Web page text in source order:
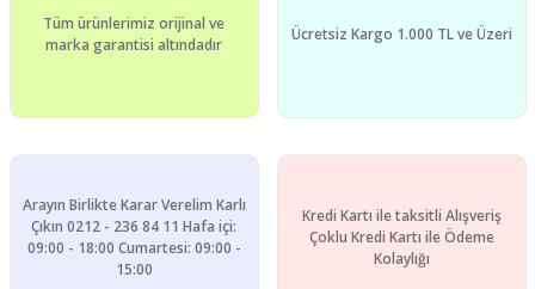
Tüm ürünlerimiz orijinal ve
marka garantisi altındadır
Ücretsiz Kargo 1.000 TL ve Üzeri
Arayın Birlikte Karar Verelim Karlı
Çıkın 0212 - 236 84 11 Hafa içi:
09:00 - 18:00 Cumartesi: 09:00 -
15:00
Kredi Kartı ile taksitli Alışveriş
Çoklu Kredi Kartı ile Ödeme
Kolaylığı